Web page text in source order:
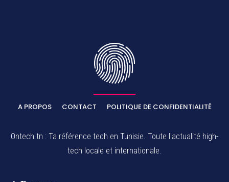
A PROPOS CONTACT POLITIQUE DE CONFIDENTIALITÉ
Ontech.tn : Ta référence tech en Tunisie. Toute l'actualité high-
tech locale et internationale.